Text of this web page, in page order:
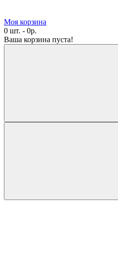
Моя корзина
0 шт. - 0р.
Ваша корзина пуста!